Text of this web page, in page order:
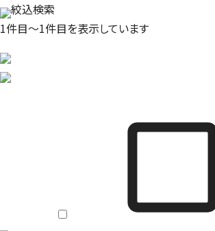
絞込検索
1件目～1件目を表示しています